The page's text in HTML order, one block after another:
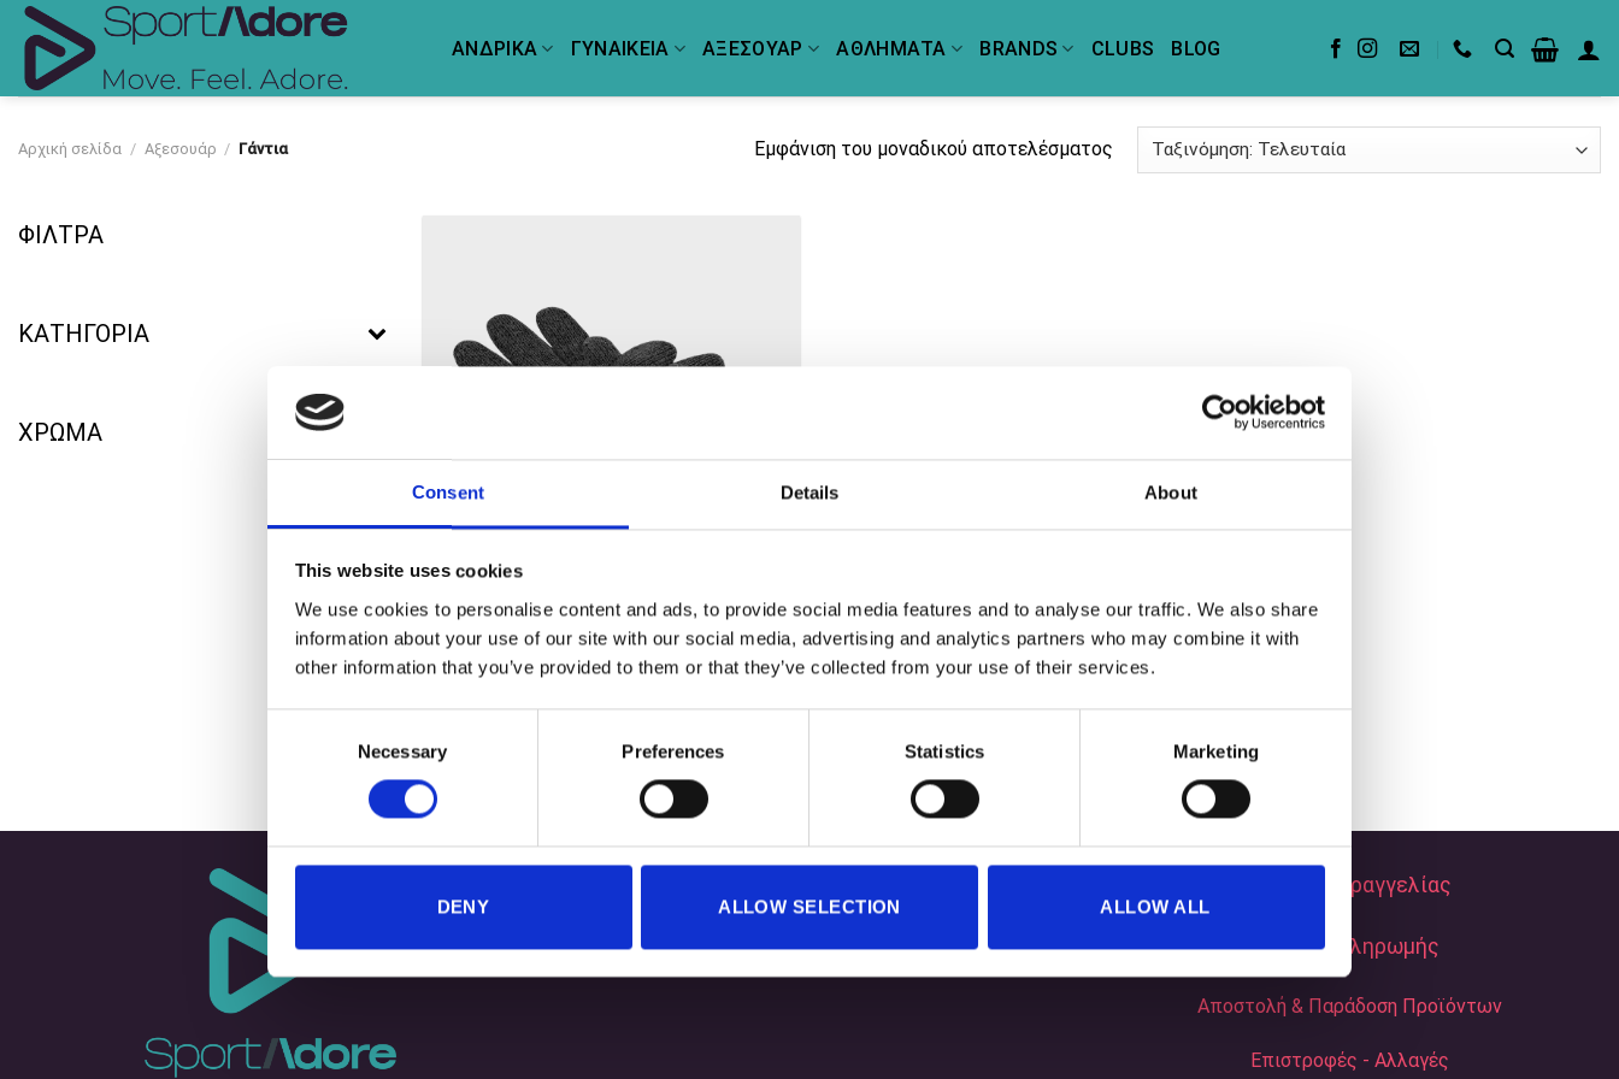
Consent Details About
This website uses cookies
We use cookies to personalise content and ads, to provide social media features and to analyse our traffic. We also share
information about your use of our site with our social media, advertising and analytics partners who may combine it with
other information that you’ve provided to them or that they’ve collected from your use of their services.
Necessary Preferences Statistics Marketing
DENY ALLOW SELECTION ALLOW ALL
Skip
content
ΑΝΔΡΙΚΑ ΓΥΝΑΙΚΕΙΑ ΑΞΕΣΟΥΑΡ ΑΘΛΗΜΑΤΑ BRANDS CLUBS BLOG
Αρχική σελίδα / Αξεσουάρ / Γάντια Εμφάνιση του μοναδικού αποτελέσματος
ΦΙΛΤΡΑ
ΚΑΤΗΓΟΡΙΑ
ΧΡΩΜΑ
+
Gloves Thinsulate FREDO – Anthracite
Τρόποι Παραγγελίας
Τρόποι Πληρωμής
Αποστολή & Παράδοση Προϊόντων
Επιστροφές - Αλλαγές